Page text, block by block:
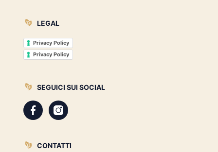
LEGAL
Privacy Policy
Privacy Policy
SEGUICI SUI SOCIAL
CONTATTI